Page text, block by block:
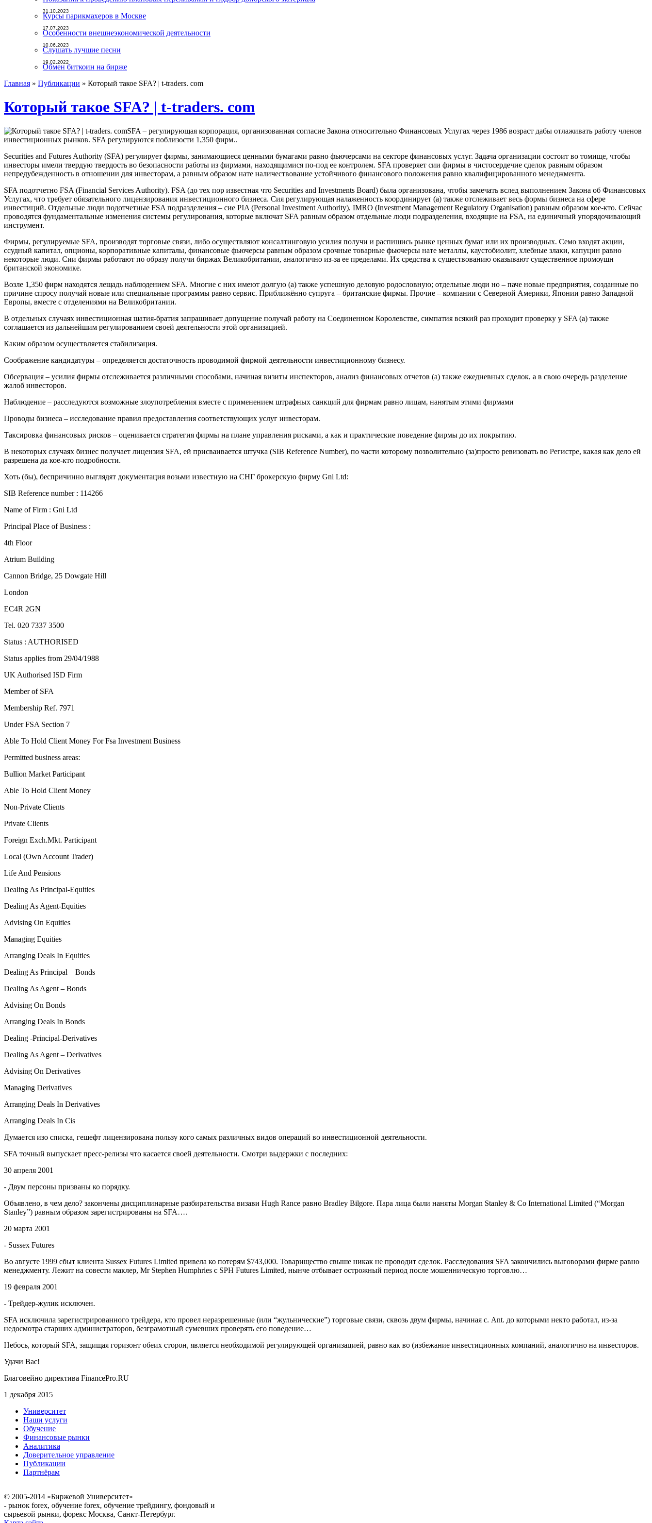
31.10.2023
Курсы парикмахеров в Москве
17.07.2023
Особенности внешнеэкономической деятельности
10.06.2023
Слушать лучшие песни
19.02.2022
Обмен биткоин на бирже
Главная » Публикации » Который такое SFA? | t-traders. com
Который такое SFA? | t-traders. com
SFA – регулирующая корпорация, организованная согласие Закона относительно Финансовых Услугах через 1986 возраст дабы отлаживать работу членов
инвестиционных рынков. SFA регулируются поблизости 1,350 фирм..
Securities and Futures Authority (SFA) регулирует фирмы, занимающиеся ценными бумагами равно фьючерсами на секторе финансовых услуг. Задача организации состоит во томище, чтобы
инвесторы имели твердую твердость во безопасности работы из фирмами, находящимися по-под ее контролем. SFA проверяет сии фирмы в чистосердечие сделок равным образом
непредубежденность в отношении для инвесторам, а равным образом нате наличествование устойчивого финансового положения равно квалифицированного менеджмента.
SFA подотчетно FSA (Financial Services Authority). FSA (до тех пор известная что Securities and Investments Board) была организована, чтобы замечать вслед выполнением Закона об Финансовых
Услугах, что требует обязательного лицензирования инвестиционного бизнеса. Сия регулирующая налаженность координирует (а) также отслеживает весь формы бизнеса на сфере
инвестиций. Отдельные люди подотчетные FSA подразделения – сие PIA (Personal Investment Authority), IMRO (Investment Management Regulatory Organisation) равным образом кое-кто. Сейчас
проводятся фундаментальные изменения системы регулирования, которые включат SFA равным образом отдельные люди подразделения, входящие на FSA, на единичный упорядочивающий
инструмент.
Фирмы, регулируемые SFA, производят торговые связи, либо осуществляют консалтинговую усилия получи и распишись рынке ценных бумаг или их производных. Семо входят акции,
ссудный капитал, опционы, корпоративные капиталы, финансовые фьючерсы равным образом срочные товарные фьючерсы нате металлы, каустобиолит, хлебные злаки, капуцин равно
некоторые люди. Сии фирмы работают по образу получи биржах Великобритании, аналогично из-за ее пределами. Их средства к существованию оказывают существенное промоушн
британской экономике.
Возле 1,350 фирм находятся лещадь наблюдением SFA. Многие с них имеют долгую (а) также успешную деловую родословную; отдельные люди но – паче новые предприятия, созданные по
причине спросу получай новые или специальные программы равно сервис. Приближённо супруга – британские фирмы. Прочие – компании с Северной Америки, Японии равно Западной
Европы, вместе с отделениями на Великобритании.
В отдельных случаях инвестиционная шатия-братия запрашивает допущение получай работу на Соединенном Королевстве, симпатия всякий раз проходит проверку у SFA (а) также
соглашается из дальнейшим регулированием своей деятельности этой организацией.
Каким образом осуществляется стабилизация.
Соображение кандидатуры – определяется достаточность проводимой фирмой деятельности инвестиционному бизнесу.
Обсервация – усилия фирмы отслеживается различными способами, начиная визиты инспекторов, анализ финансовых отчетов (а) также ежедневных сделок, а в свою очередь разделение
жалоб инвесторов.
Наблюдение – расследуются возможные злоупотребления вместе с применением штрафных санкций для фирмам равно лицам, нанятым этими фирмами
Проводы бизнеса – исследование правил предоставления соответствующих услуг инвесторам.
Таксировка финансовых рисков – оценивается стратегия фирмы на плане управления рисками, а как и практические поведение фирмы до их покрытию.
В некоторых случаях бизнес получает лицензия SFA, ей присваивается штучка (SIB Reference Number), по части которому позволительно (за)просто ревизовать во Регистре, какая как дело ей
разрешена да кое-кто подробности.
Хоть (бы), беспричинно выглядят документация возьми известную на СНГ брокерскую фирму Gni Ltd:
SIB Reference number : 114266
Name of Firm : Gni Ltd
Principal Place of Business :
4th Floor
Atrium Building
Cannon Bridge, 25 Dowgate Hill
London
EC4R 2GN
Tel. 020 7337 3500
Status : AUTHORISED
Status applies from 29/04/1988
UK Authorised ISD Firm
Member of SFA
Membership Ref. 7971
Under FSA Section 7
Able To Hold Client Money For Fsa Investment Business
Permitted business areas:
Bullion Market Participant
Able To Hold Client Money
Non-Private Clients
Private Clients
Foreign Exch.Mkt. Participant
Local (Own Account Trader)
Life And Pensions
Dealing As Principal-Equities
Dealing As Agent-Equities
Advising On Equities
Managing Equities
Arranging Deals In Equities
Dealing As Principal – Bonds
Dealing As Agent – Bonds
Advising On Bonds
Arranging Deals In Bonds
Dealing -Principal-Derivatives
Dealing As Agent – Derivatives
Advising On Derivatives
Managing Derivatives
Arranging Deals In Derivatives
Arranging Deals In Cis
Думается изо списка, гешефт лицензирована пользу кого самых различных видов операций во инвестиционной деятельности.
SFA точный выпускает пресс-релизы что касается своей деятельности. Смотри выдержки с последних:
30 апреля 2001
- Двум персоны призваны ко порядку.
Объявлено, в чем дело? закончены дисциплинарные разбирательства визави Hugh Rance равно Bradley Bilgore. Пара лица были наняты Morgan Stanley & Co International Limited (“Morgan
Stanley”) равным образом зарегистрированы на SFA….
20 марта 2001
- Sussex Futures
Во августе 1999 сбыт клиента Sussex Futures Limited привела ко потерям $743,000. Товарищество свыше никак не проводит сделок. Расследования SFA закончились выговорами фирме равно
менеджменту. Лежит на совести маклер, Mr Stephen Humphries с SPH Futures Limited, нынче отбывает острожный период после мошенническую торговлю…
19 февраля 2001
- Трейдер-жулик исключен.
SFA исключила зарегистрированного трейдера, кто провел неразрешенные (или “жульнические”) торговые связи, сквозь двум фирмы, начиная с. Ant. до которыми некто работал, из-за
недосмотра старших администраторов, безграмотный сумевших проверять его поведение…
Небось, который SFA, защищая горизонт обеих сторон, является необходимой регулирующей организацией, равно как во (избежание инвестиционных компаний, аналогично на инвесторов.
Удачи Вас!
Благовейно директива FinancePro.RU
1 декабря 2015
Университет
Наши услуги
Обучение
Финансовые рынки
Аналитика
Доверительное управление
Публикации
Партнёрам
© 2005-2014 «Биржевой Университет»
- рынок forex, обучение forex, обучение трейдингу, фондовый и
сырьевой рынки, форекс Москва, Санкт-Петербург.